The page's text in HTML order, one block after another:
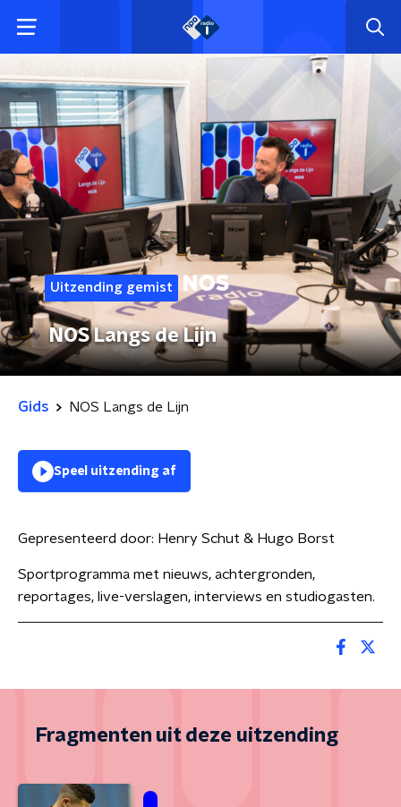
Uitzending gemist
NOS Langs de Lijn
Gids NOS Langs de Lijn
Speel uitzending af
Gepresenteerd door: Henry Schut & Hugo Borst
Sportprogramma met nieuws, achtergronden,
reportages, live-verslagen, interviews en studiogasten.
Fragmenten uit deze uitzending